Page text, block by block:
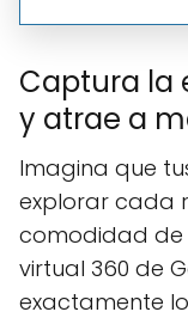
Captura la
y atrae a
Imagina que
explorar cada
comodidad de
virtual 360 de
exactamente